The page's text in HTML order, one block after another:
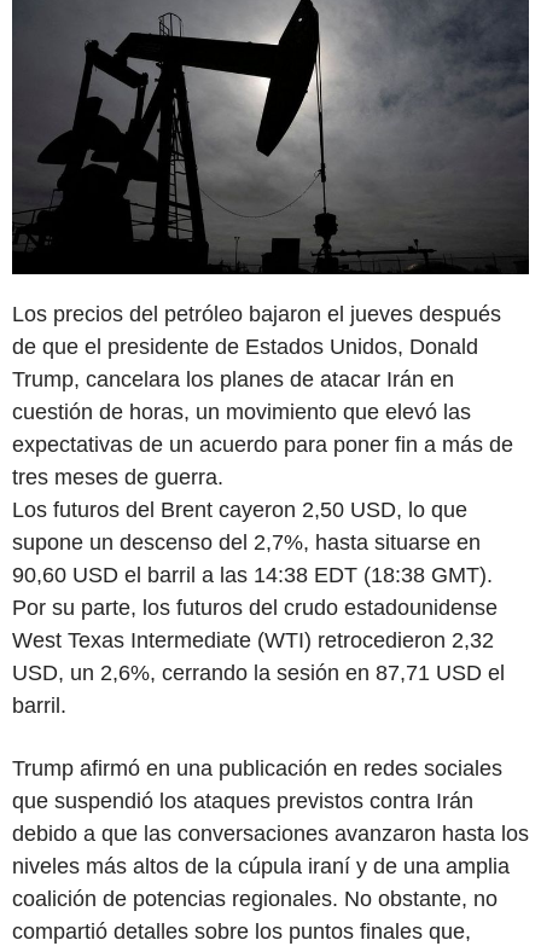
Los precios del petróleo bajaron el jueves después
de que el presidente de Estados Unidos, Donald
Trump, cancelara los planes de atacar Irán en
cuestión de horas, un movimiento que elevó las
expectativas de un acuerdo para poner fin a más de
tres meses de guerra.
Los futuros del Brent cayeron 2,50 USD, lo que
supone un descenso del 2,7%, hasta situarse en
90,60 USD el barril a las 14:38 EDT (18:38 GMT).
Por su parte, los futuros del crudo estadounidense
West Texas Intermediate (WTI) retrocedieron 2,32
USD, un 2,6%, cerrando la sesión en 87,71 USD el
barril.
Trump afirmó en una publicación en redes sociales
que suspendió los ataques previstos contra Irán
debido a que las conversaciones avanzaron hasta los
niveles más altos de la cúpula iraní y de una amplia
coalición de potencias regionales. No obstante, no
compartió detalles sobre los puntos finales que,